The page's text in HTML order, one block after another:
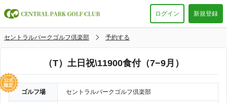
ログイン 新規登録
セントラルパークゴルフ倶楽部 予約する
（T）土日祝\11900食付（7−9月）
ゴルフ場 セントラルパークゴルフ倶楽部